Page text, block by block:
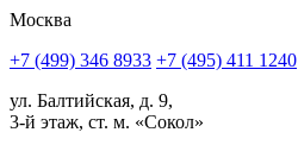
Москва
+7 (499) 346 8933 +7 (495) 411 1240
ул. Балтийская, д. 9,
3-й этаж, ст. м. «Сокол»